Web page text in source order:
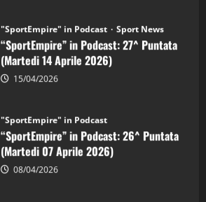
"SportEmpire" in Podcast Sport News
“SportEmpire” in Podcast: 27^ Puntata
(Martedi 14 Aprile 2026)
15/04/2026
"SportEmpire" in Podcast
“SportEmpire” in Podcast: 26^ Puntata
(Martedi 07 Aprile 2026)
08/04/2026